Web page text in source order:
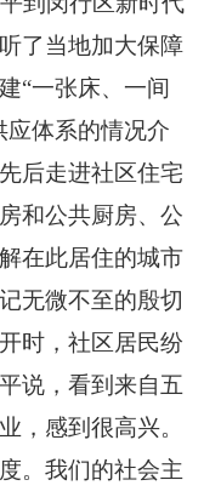
了当地加大保障
“一张床、一间
应体系的情况介
后走进社区住宅
和公共厨房、公
在此居住的城市
无微不至的殷切
时，社区居民纷
说，看到来自五
，感到很高兴。
。我们的社会主